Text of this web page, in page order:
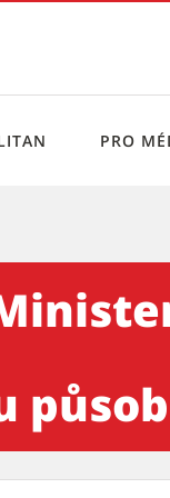
PRO